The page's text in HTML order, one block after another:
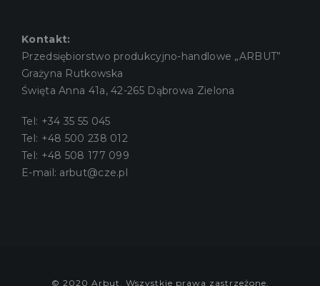
Kontakt:
Przedsiębiorstwo produkcyjno-handlowe „ARBUT”
Grażyna Rutkowska
Święta Anna 41a, 42-265 Dąbrowa Zielona
Tel: +34 35 55 045
Tel: +48 500 238 012
Tel: +48 508 177 099
E-mail: arbut@cze.pl
© 2020 Arbut. Wszystkie prawa zastrzeżone.